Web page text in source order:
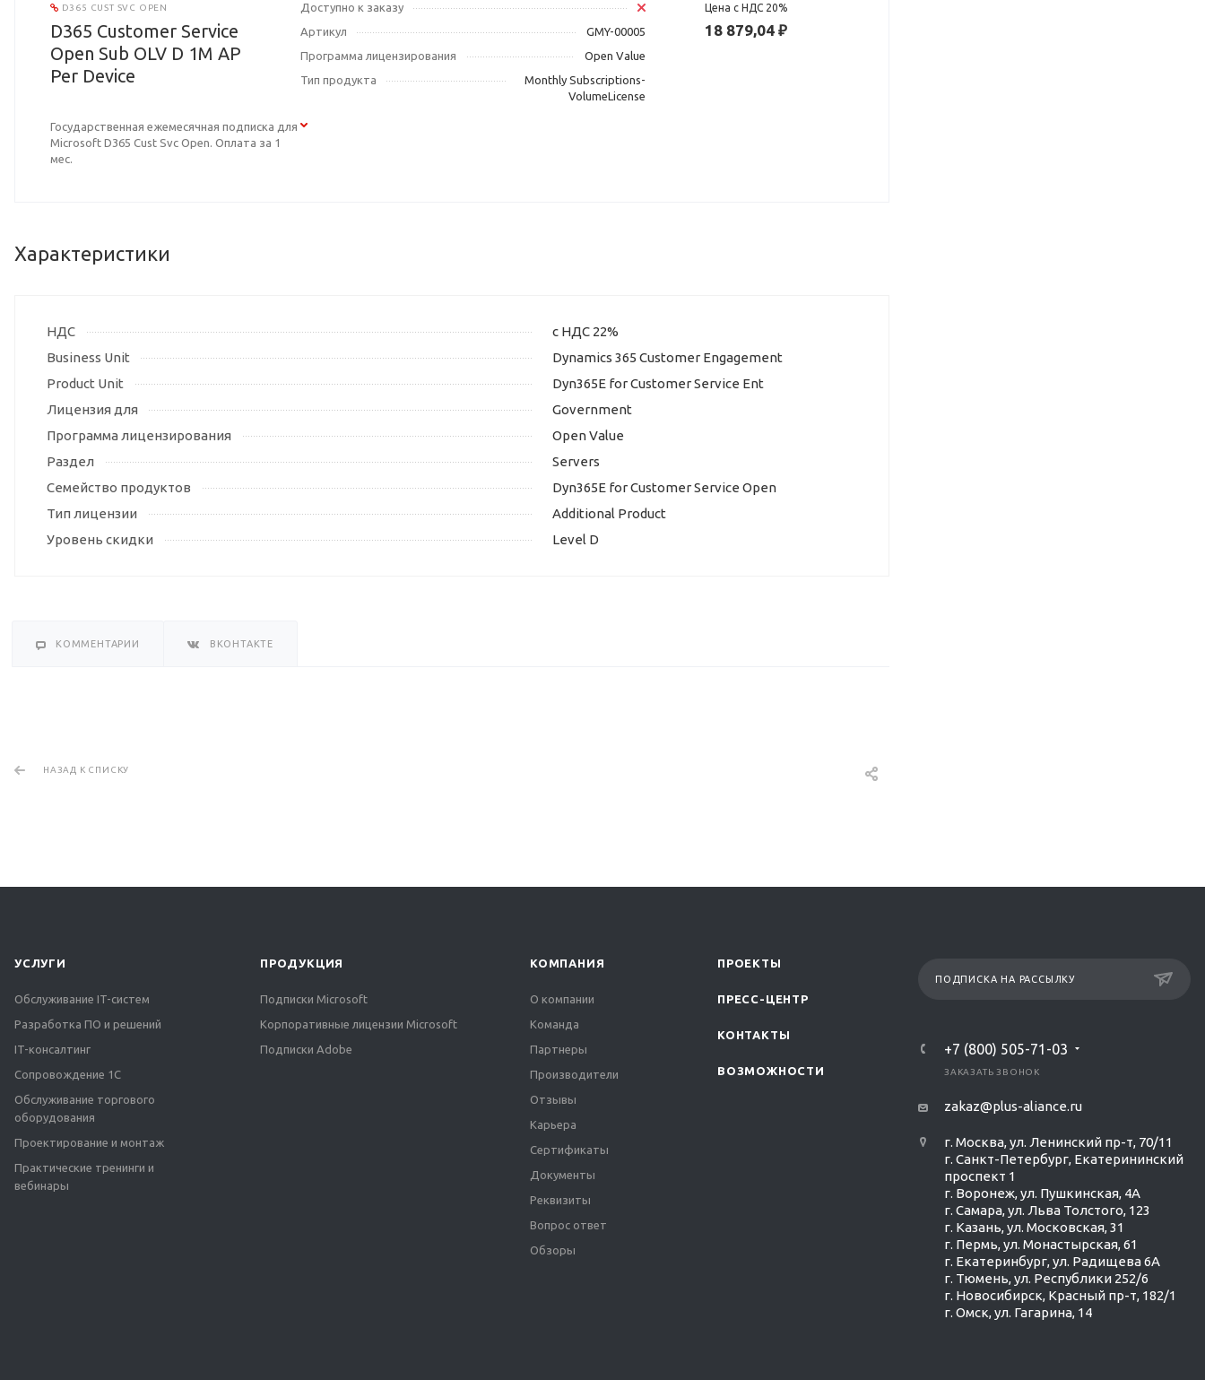
D365 CUST SVC OPEN
D365 Customer Service
Open Sub OLV D 1M AP
Per Device
Государственная ежемесячная подписка для
Microsoft D365 Cust Svc Open. Оплата за 1
мес.
Доступно к заказу
Артикул
GMY-00005
Программа лицензирования
Open Value
Тип продукта
Monthly Subscriptions-
VolumeLicense
Цена с НДС 20%
18 879,04 ₽
Характеристики
НДС
с НДС 22%
Business Unit
Dynamics 365 Customer Engagement
Product Unit
Dyn365E for Customer Service Ent
Лицензия для
Government
Программа лицензирования
Open Value
Раздел
Servers
Семейство продуктов
Dyn365E for Customer Service Open
Тип лицензии
Additional Product
Уровень скидки
Level D
КОММЕНТАРИИ ВКОНТАКТЕ
НАЗАД К СПИСКУ
УСЛУГИ
Обслуживание IT-систем
Разработка ПО и решений
IT-консалтинг
Сопровождение 1С
Обслуживание торгового
оборудования
Проектирование и монтаж
Практические тренинги и
вебинары
ПРОДУКЦИЯ
Подписки Microsoft
Корпоративные лицензии Microsoft
Подписки Adobe
КОМПАНИЯ
О компании
Команда
Партнеры
Производители
Отзывы
Карьера
Сертификаты
Документы
Реквизиты
Вопрос ответ
Обзоры
ПРОЕКТЫ
ПРЕСС-ЦЕНТР
КОНТАКТЫ
ВОЗМОЖНОСТИ
ПОДПИСКА НА РАССЫЛКУ
+7 (800) 505-71-03
ЗАКАЗАТЬ ЗВОНОК
zakaz@plus-aliance.ru
г. Москва, ул. Ленинский пр-т, 70/11
г. Санкт-Петербург, Екатерининский
проспект 1
г. Воронеж, ул. Пушкинская, 4А
г. Самара, ул. Льва Толстого, 123
г. Казань, ул. Московская, 31
г. Пермь, ул. Монастырская, 61
г. Екатеринбург, ул. Радищева 6А
г. Тюмень, ул. Республики 252/6
г. Новосибирск, Красный пр-т, 182/1
г. Омск, ул. ​Гагарина, 14